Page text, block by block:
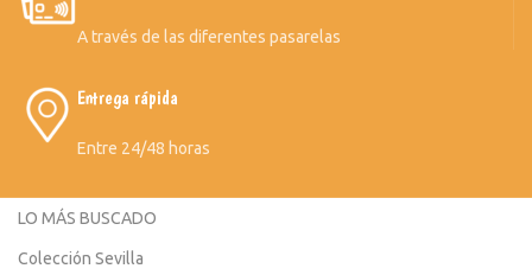
A través de las diferentes pasarelas
Entrega rápida
Entre 24/48 horas
LO MÁS BUSCADO
Colección Sevilla